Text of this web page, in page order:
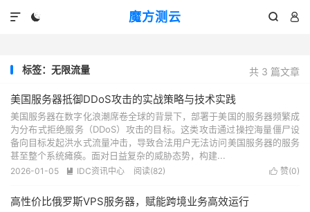
魔方测云
  

共 3 篇文章
标签：无限流量
美国服务器抵御DDoS攻击的实战策略与技术实践
美国服务器在数字化浪潮席卷全球的背景下，部署于美国的服务器频繁成
为分布式拒绝服务（DDoS）攻击的目标。这类攻击通过操控海量僵尸设
备向目标发起洪水式流量冲击，导致合法用户无法访问美国服务器的服务
甚至整个系统瘫痪。面对日益复杂的威胁态势，构建...
 赞(0)
2026-01-05  IDC资讯中心 阅读(82)
高性价比俄罗斯VPS服务器，赋能跨境业务高效运行